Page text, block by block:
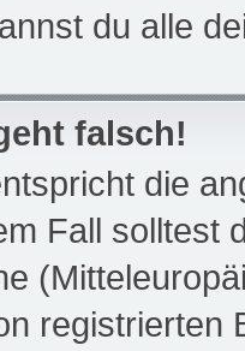
du alle
falsch!
die
Fall solltest
registrierten